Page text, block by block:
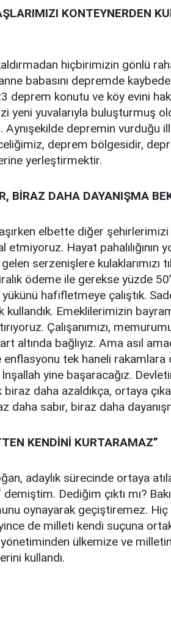
KONTEYNERDEN
hiçbirimizin gönlü
babasını depremde
deprem konutu ve köy evini
yeni yuvalarıyla buluşturmuş
Aynışekilde depremin
deprem bölgesidir,
yerleştirmektir.
BİRAZ DAHA DAYANIŞMA
elbette diğer
Hayat pahalılığının
serzenişlere kulaklarımızı
ödeme ile gerekse yüzde
hafifletmeye çalıştık.
kullandık. Emeklilerimizin
Çalışanımızı,
bağlıyız. Ama asıl
enflasyonu tek haneli
yine başaracağız.
daha azaldıkça, ortaya
daha sabır, biraz daha
KENDİNİ KURTARAMAZ”
adaylık sürecinde ortaya
demiştim. Dediğim çıktı mı?
oynayarak geçiştiremez.
de milleti kendi suçuna
ülkemize ve
kullandı.